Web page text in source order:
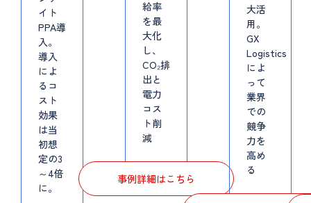
イト
PPA導
入。
導入
によ
るコ
スト
効果
は当
初想
定の3
～4倍
に。
給率
を最
大化
し、
CO₂排
出と
電力
コス
ト削
減
事例詳細はこちら
大活
用。
GX
Logistics
によ
って
業界
での
競争
力を
高め
る